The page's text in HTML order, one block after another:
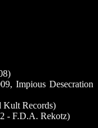
Impious Desecration
Kult Records)
- F.D.A. Rekotz)